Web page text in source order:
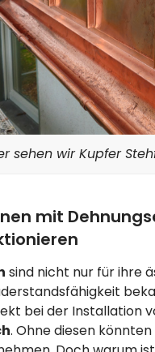
sehen wir Kupfer
mit
sind nicht nur für ihre
bei der Installation
. Ohne diesen